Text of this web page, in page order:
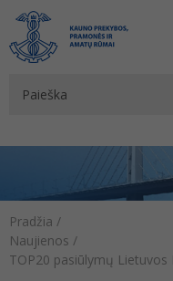
Pradžia /
Naujienos /
TOP20 pasiūlymų Lietuvos